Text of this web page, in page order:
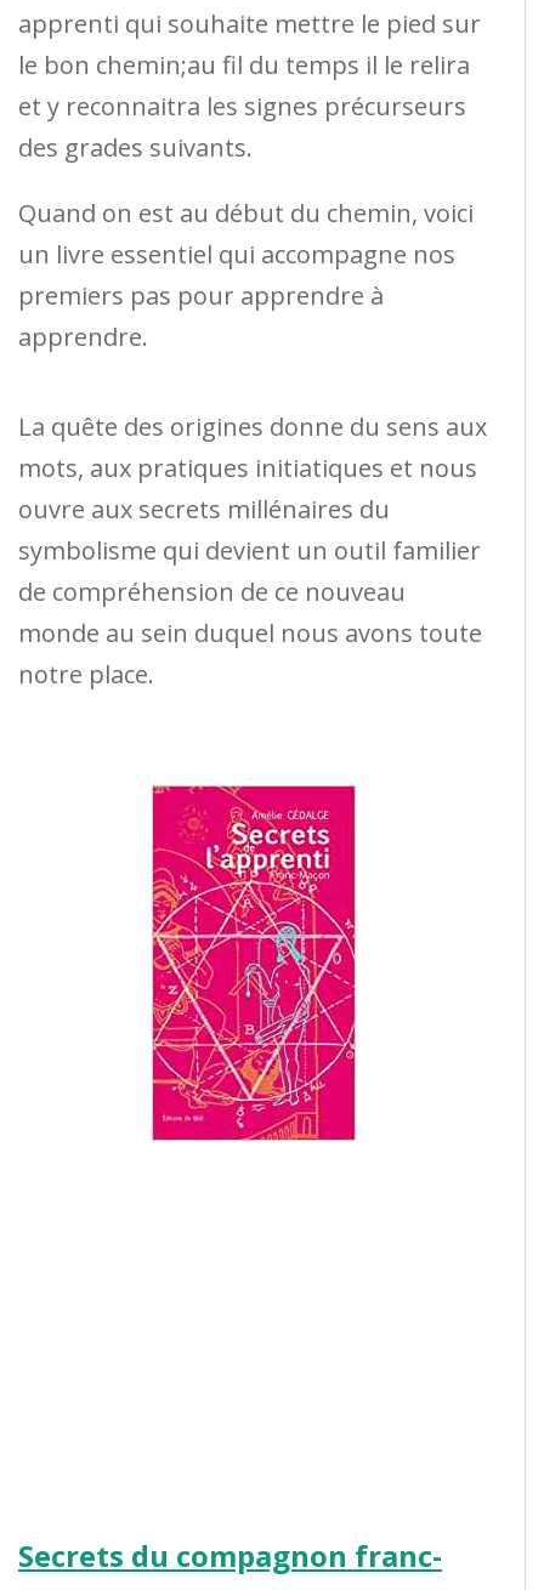
apprenti qui souhaite mettre le pied sur
le bon chemin;au fil du temps il le relira
et y reconnaitra les signes précurseurs
des grades suivants.
Quand on est au début du chemin, voici
un livre essentiel qui accompagne nos
premiers pas pour apprendre à
apprendre.
La quête des origines donne du sens aux
mots, aux pratiques initiatiques et nous
ouvre aux secrets millénaires du
symbolisme qui devient un outil familier
de compréhension de ce nouveau
monde au sein duquel nous avons toute
notre place.
Secrets du compagnon franc-